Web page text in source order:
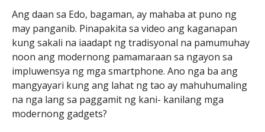
Ang daan sa Edo, bagaman, ay mahaba at puno ng
may panganib. Pinapakita sa video ang kaganapan
kung sakali na iaadapt ng tradisyonal na pamumuhay
noon ang modernong pamamaraan sa ngayon sa
impluwensya ng mga smartphone. Ano nga ba ang
mangyayari kung ang lahat ng tao ay mahuhumaling
na nga lang sa paggamit ng kani- kanilang mga
modernong gadgets?